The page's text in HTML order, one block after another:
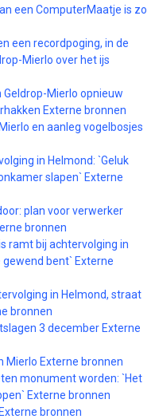
een ComputerMaatje is zo
een recordpoging, in de
Mierlo over het ijs
Mierlo opnieuw
Externe bronnen
en aanleg vogelbosjes
in Helmond: `Geluk
slapen` Externe
plan voor verwerker
bronnen
ramt bij achtervolging in
gewend bent` Externe
in Helmond, straat
bronnen
3 december Externe
Mierlo Externe bronnen
monument worden: `Het
Externe bronnen
bronnen